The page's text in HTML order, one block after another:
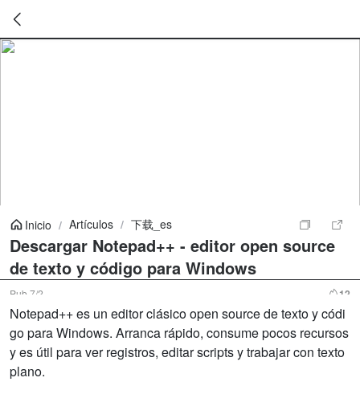
Inicio / Artículos / 下载_es
Descargar Notepad++ - editor open source
de texto y código para Windows
Pub 7/2 12
Notepad++ es un editor clásico open source de texto y códi
go para Windows. Arranca rápido, consume pocos recursos
y es útil para ver registros, editar scripts y trabajar con texto
plano.